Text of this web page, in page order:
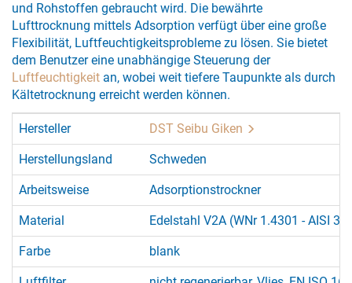
und Rohstoffen gebraucht wird. Die bewährte
Lufttrocknung mittels Adsorption verfügt über eine große
Flexibilität, Luftfeuchtigkeitsprobleme zu lösen. Sie bietet
dem Benutzer eine unabhängige Steuerung der
Luftfeuchtigkeit an, wobei weit tiefere Taupunkte als durch
Kältetrocknung erreicht werden können.
Hersteller DST Seibu Giken
Herstellungsland Schweden
Arbeitsweise Adsorptionstrockner
Material Edelstahl V2A (WNr 1.4301 - AISI
Farbe blank